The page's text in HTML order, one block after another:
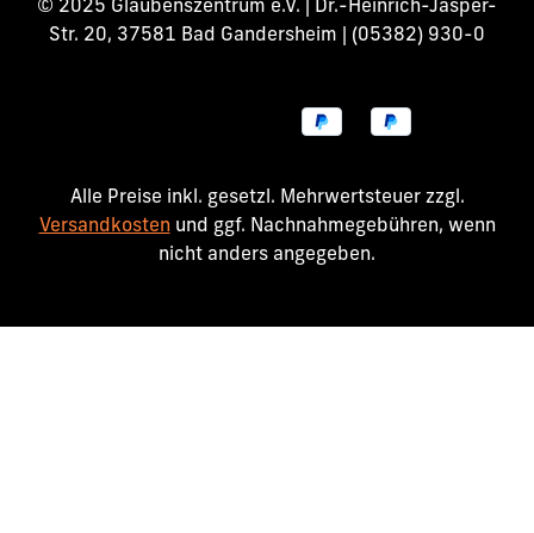
© 2025 Glaubenszentrum e.V. | Dr.-Heinrich-Jasper-
Str. 20, 37581 Bad Gandersheim | (05382) 930-0
Alle Preise inkl. gesetzl. Mehrwertsteuer zzgl.
Versandkosten und ggf. Nachnahmegebühren, wenn
nicht anders angegeben.